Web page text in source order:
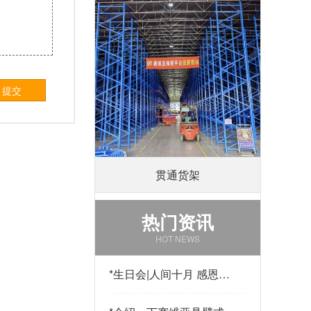
提交
贯通货架
热门资讯
HOT NEWS
*生日会|人间十月 感恩有